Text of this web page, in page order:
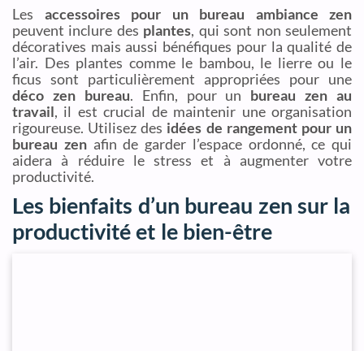
Les accessoires pour un bureau ambiance zen
peuvent inclure des plantes, qui sont non seulement
décoratives mais aussi bénéfiques pour la qualité de
l’air. Des plantes comme le bambou, le lierre ou le
ficus sont particulièrement appropriées pour une
déco zen bureau. Enfin, pour un bureau zen au
travail, il est crucial de maintenir une organisation
rigoureuse. Utilisez des idées de rangement pour un
bureau zenafin de garder l’espace ordonné, ce qui
aidera à réduire le stress et à augmenter votre
productivité.
Les bienfaits d’un bureau zen sur la
productivité et le bien-être